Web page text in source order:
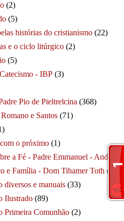
(2)
(5)
histórias do cristianismo (22)
e o ciclo litúrgico (2)
(5)
- IBP (3)
Pio de Pieltrelcina (368)
e Santos (71)
o próximo (1)
a Fé - Padre Emmanuel - André
e Família - Dom Tihamer Toth (115)
diversos e manuais (33)
Ilustrado (89)
Primeira Comunhão (2)